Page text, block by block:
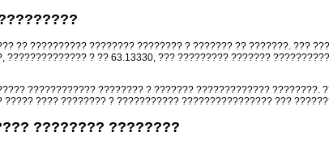
?? ?????????? ???????? ???????? ? ??????? ?? ???????. ???
?????????????? ? ?? 63.13330, ??? ????????? ???????
???????????? ???????? ? ??????? ????????????? ????????.
???? ???????? ? ??????????? ???????????????? ???
???????? ????????